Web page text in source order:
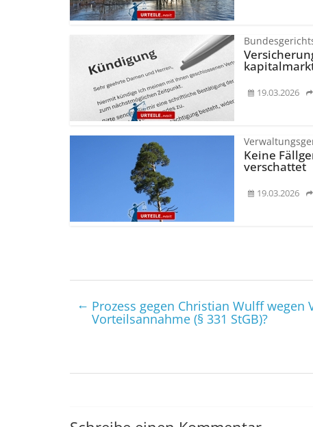
19.03.2026
Keine
verschattet
19.03.2026
← Prozess gegen Christian Wulff
Vorteilsannahme (§ 331 StGB)?